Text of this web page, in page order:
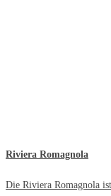
Riviera Romagnola
Die Riviera Romagnola